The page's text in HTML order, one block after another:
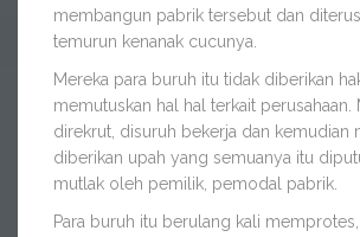
membangun pabrik tersebut dan
temurun kenanak cucunya.
Mereka para buruh itu tidak diberikan
memutuskan hal hal terkait perusahaan.
direkrut, disuruh bekerja dan kemudian
diberikan upah yang semuanya itu
mutlak oleh pemilik, pemodal pabrik.
Para buruh itu berulang kali